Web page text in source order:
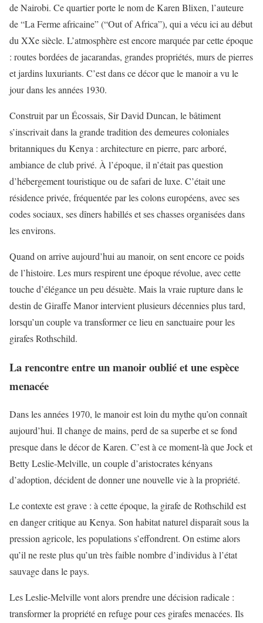
de Nairobi. Ce quartier porte le nom de Karen Blixen, l’auteure
de “La Ferme africaine” (“Out of Africa”), qui a vécu ici au début
du XXe siècle. L’atmosphère est encore marquée par cette époque
: routes bordées de jacarandas, grandes propriétés, murs de pierres
et jardins luxuriants. C’est dans ce décor que le manoir a vu le
jour dans les années 1930.
Construit par un Écossais, Sir David Duncan, le bâtiment
s’inscrivait dans la grande tradition des demeures coloniales
britanniques du Kenya : architecture en pierre, parc arboré,
ambiance de club privé. À l’époque, il n’était pas question
d’hébergement touristique ou de safari de luxe. C’était une
résidence privée, fréquentée par les colons européens, avec ses
codes sociaux, ses dîners habillés et ses chasses organisées dans
les environs.
Quand on arrive aujourd’hui au manoir, on sent encore ce poids
de l’histoire. Les murs respirent une époque révolue, avec cette
touche d’élégance un peu désuète. Mais la vraie rupture dans le
destin de Giraffe Manor intervient plusieurs décennies plus tard,
lorsqu’un couple va transformer ce lieu en sanctuaire pour les
girafes Rothschild.
La rencontre entre un manoir oublié et une espèce
menacée
Dans les années 1970, le manoir est loin du mythe qu’on connaît
aujourd’hui. Il change de mains, perd de sa superbe et se fond
presque dans le décor de Karen. C’est à ce moment-là que Jock et
Betty Leslie-Melville, un couple d’aristocrates kényans
d’adoption, décident de donner une nouvelle vie à la propriété.
Le contexte est grave : à cette époque, la girafe de Rothschild est
en danger critique au Kenya. Son habitat naturel disparaît sous la
pression agricole, les populations s’effondrent. On estime alors
qu’il ne reste plus qu’un très faible nombre d’individus à l’état
sauvage dans le pays.
Les Leslie-Melville vont alors prendre une décision radicale :
transformer la propriété en refuge pour ces girafes menacées. Ils